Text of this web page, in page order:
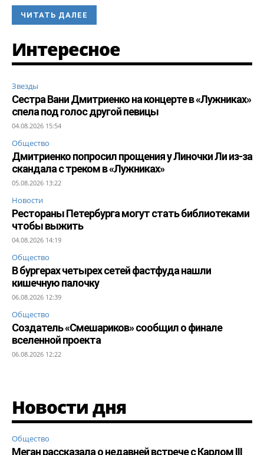
ЧИТАТЬ ДАЛЕЕ
Интересное
Звезды
Сестра Вани Дмитриенко на концерте в «Лужниках»
спела под голос другой певицы
04.08.2026 15:54
Общество
Дмитриенко попросил прощения у Линочки Ли из-за
скандала с треком в «Лужниках»
05.08.2026 13:22
Новости
Рестораны Петербурга могут стать библиотеками
чтобы выжить
04.08.2026 14:19
Общество
В бургерах четырех сетей фастфуда нашли
кишечную палочку
06.08.2026 12:39
Общество
Создатель «Смешариков» сообщил о финале
вселенной проекта
06.08.2026 12:22
Новости дня
Общество
Меган рассказала о недавней встрече с Карлом III